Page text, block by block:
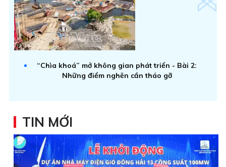
“Chìa khoá” mở không gian phát triển - Bài 2:
Những điểm nghẽn cần tháo gỡ
TIN MỚI